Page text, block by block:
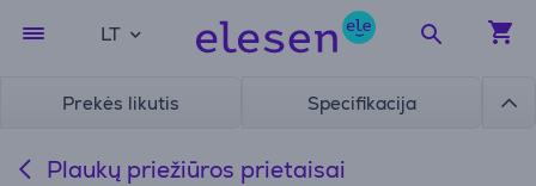
LT
Prekės likutis Specifikacija
Plaukų priežiūros prietaisai